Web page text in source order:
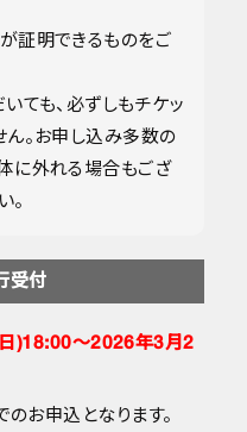
証明できるものをご
ても、必ずしもチケッ
ん。お申し込み多数の
に外れる場合もござ
。
受付
)18:00〜2026年3月2
お申込となります。